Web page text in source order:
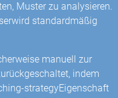
Muster zu analysieren.
standardmäßig
manuell zur
indem
strategyEigenschaft